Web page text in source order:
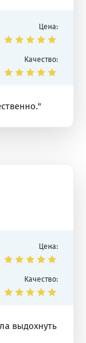
Цена:
Качество:
Цена:
Качество:
выдохнуть